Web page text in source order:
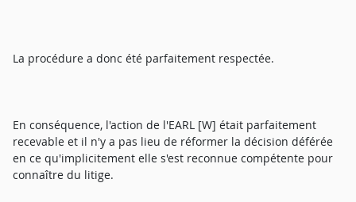
La procédure a donc été parfaitement respectée.
En conséquence, l'action de l'EARL [W] était parfaitement
recevable et il n'y a pas lieu de réformer la décision déférée
en ce qu'implicitement elle s'est reconnue compétente pour
connaître du litige.